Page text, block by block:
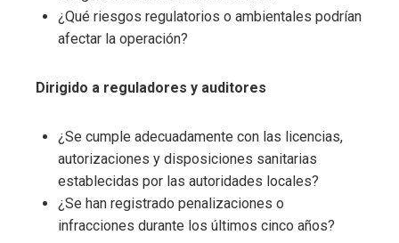
¿Qué riesgos regulatorios o ambientales podrían
afectar la operación?
Dirigido a reguladores y auditores
¿Se cumple adecuadamente con las licencias,
autorizaciones y disposiciones sanitarias
establecidas por las autoridades locales?
¿Se han registrado penalizaciones o
infracciones durante los últimos cinco años?